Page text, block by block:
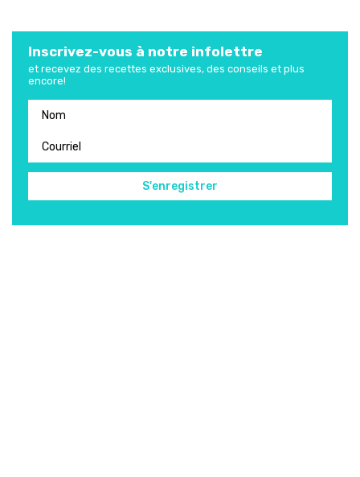
Inscrivez-vous à notre infolettre
et recevez des recettes exclusives, des conseils et plus
encore!